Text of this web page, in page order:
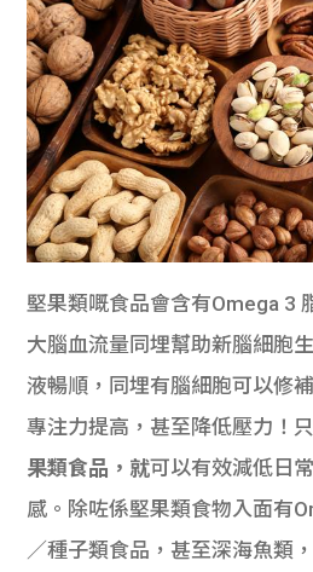
堅果類嘅食品會含有Omega 3
大腦血流量同埋幫助新腦細胞
液暢順，同埋有腦細胞可以修
專注力提高，甚至降低壓力！
果類食品，就可以有效減低日
感。除咗係堅果類食物入面有
／種子類食品，甚至深海魚類